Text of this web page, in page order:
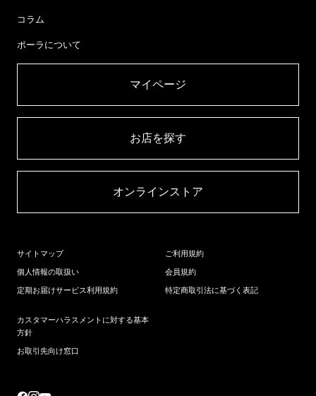
コラム
ポーラについて
マイページ​
お店を探す​
オンラインストア​
サイトマップ
個人情報の取扱い
定期お届けサービス利用規約
ご利用規約
会員規約
特定商取引法に基づく表記
カスタマーハラスメントに対する基本
方針
お取引先向け窓口